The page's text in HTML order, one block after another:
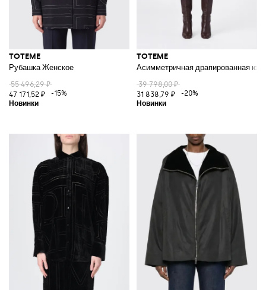
TOTEME
Рубашка Женское
55 496,29 ₽
47 171,52 ₽
-15%
TOTEME
Асимметричная драпированная
39 798,00 ₽
31 838,79 ₽
-20%